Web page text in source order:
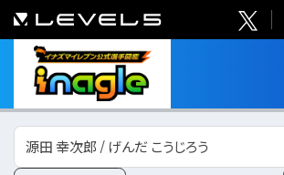
源田 幸次郎 / げんだ こうじろう